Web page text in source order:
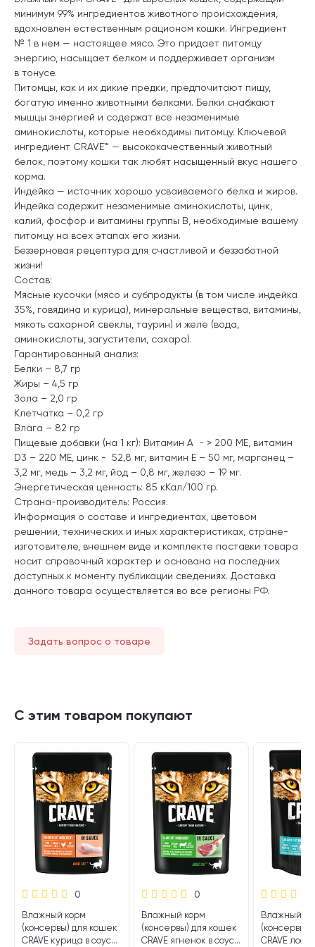
минимум 99% ингредиентов животного происхождения,
вдохновлен естественным рационом кошки. Ингредиент
№ 1 в нем — настоящее мясо. Это придает питомцу
энергию, насыщает белком и поддерживает организм
в тонусе.
Питомцы, как и их дикие предки, предпочитают пищу,
богатую именно животными белками. Белки снабжают
мышцы энергией и содержат все незаменимые
аминокислоты, которые необходимы питомцу. Ключевой
ингредиент CRAVE™ — высококачественный животный
белок, поэтому кошки так любят насыщенный вкус нашего
корма.
Индейка — источник хорошо усваиваемого белка и жиров.
Индейка содержит незаменимые аминокислоты, цинк,
калий, фосфор и витамины группы В, необходимые вашему
питомцу на всех этапах его жизни.
Беззерновая рецептура для счастливой и беззаботной
жизни!
Состав:
Мясные кусочки (мясо и субпродукты (в том числе индейка
35%, говядина и курица), минеральные вещества, витамины,
мякоть сахарной свеклы, таурин) и желе (вода,
аминокислоты, загустители, сахара).
Гарантированный анализ:
Белки – 8,7 гр
Жиры – 4,5 гр
Зола – 2,0 гр
Клетчатка – 0,2 гр
Влага – 82 гр
Пищевые добавки (на 1 кг): Витамин А - > 200 МЕ, витамин
D3 – 220 МЕ, цинк - 52,8 мг, витамин Е – 50 мг, марганец –
3,2 мг, медь – 3,2 мг, йод – 0,8 мг, железо – 19 мг.
Энергетическая ценность: 85 кКал/100 гр.
Страна-производитель: Россия.
Информация о составе и ингредиентах, цветовом
решении, технических и иных характеристиках, стране-
изготовителе, внешнем виде и комплекте поставки товара
носит справочный характер и основана на последних
доступных к моменту публикации сведениях. Доставка
данного товара осуществляется во все регионы РФ.
Задать вопрос о товаре
С этим товаром покупают
0
Влажный корм
(консервы) для кошек
CRAVE курица в соусе
0
Влажный корм
(консервы) для кошек
CRAVE ягненок в соусе
Влажный
(консервы)
CRAVE